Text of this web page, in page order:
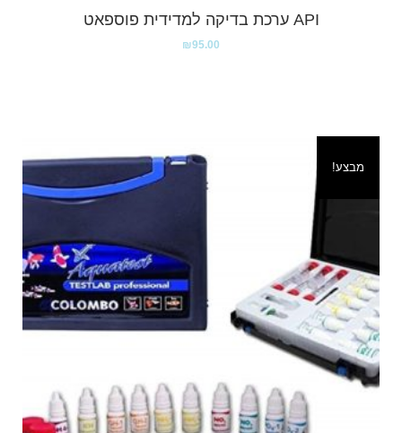
API ערכת בדיקה למדידית פוספאט
₪95.00
מבצע!